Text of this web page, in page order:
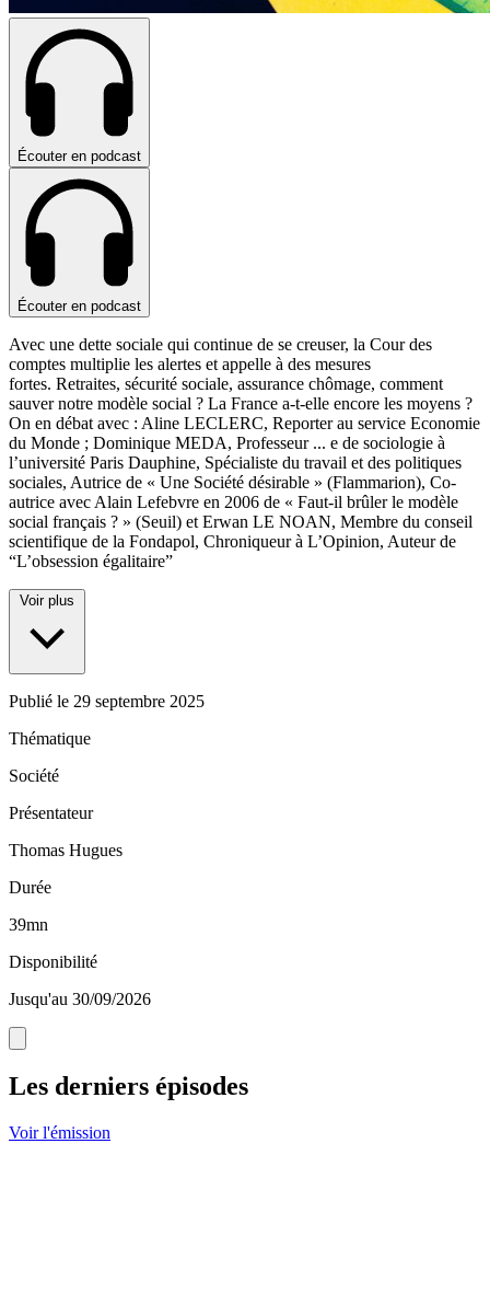
Écouter en podcast
Écouter en podcast
Avec une dette sociale qui continue de se creuser, la Cour des
comptes multiplie les alertes et appelle à des mesures
fortes. Retraites, sécurité sociale, assurance chômage, comment
sauver notre modèle social ? La France a-t-elle encore les moyens ?
On en débat avec : Aline LECLERC, Reporter au service Economie
du Monde ; Dominique MEDA, Professeur ... e de sociologie à
l’université Paris Dauphine, Spécialiste du travail et des politiques
sociales, Autrice de « Une Société désirable » (Flammarion), Co-
autrice avec Alain Lefebvre en 2006 de « Faut-il brûler le modèle
social français ? » (Seuil) et Erwan LE NOAN, Membre du conseil
scientifique de la Fondapol, Chroniqueur à L’Opinion, Auteur de
“L’obsession égalitaire”
Voir plus
Publié le 29 septembre 2025
Thématique
Société
Présentateur
Thomas Hugues
Durée
39mn
Disponibilité
Jusqu'au 30/09/2026
Les derniers épisodes
Voir l'émission